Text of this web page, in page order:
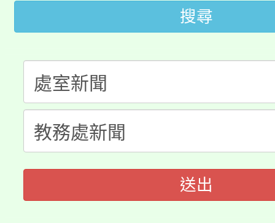
代理(課)教師甄選結果
轉知中國文化大學推廣
程，歡迎學生輔導中心
心理、諮商輔導、社會
系所師生報名參加。
縣市「校園短影音徵選
門員」簡章及活動海報
踴躍報名參加。
桃園市115學年度學生
要點
「桃園市補助參觀特色
展演活動實施計畫」
搜尋
送出